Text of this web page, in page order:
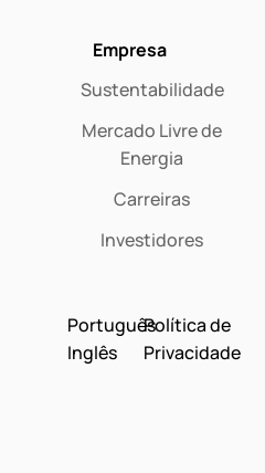
Empresa
Sustentabilidade
Mercado Livre de
Energia
Carreiras
Investidores
Português
Inglês
Política de
Privacidade